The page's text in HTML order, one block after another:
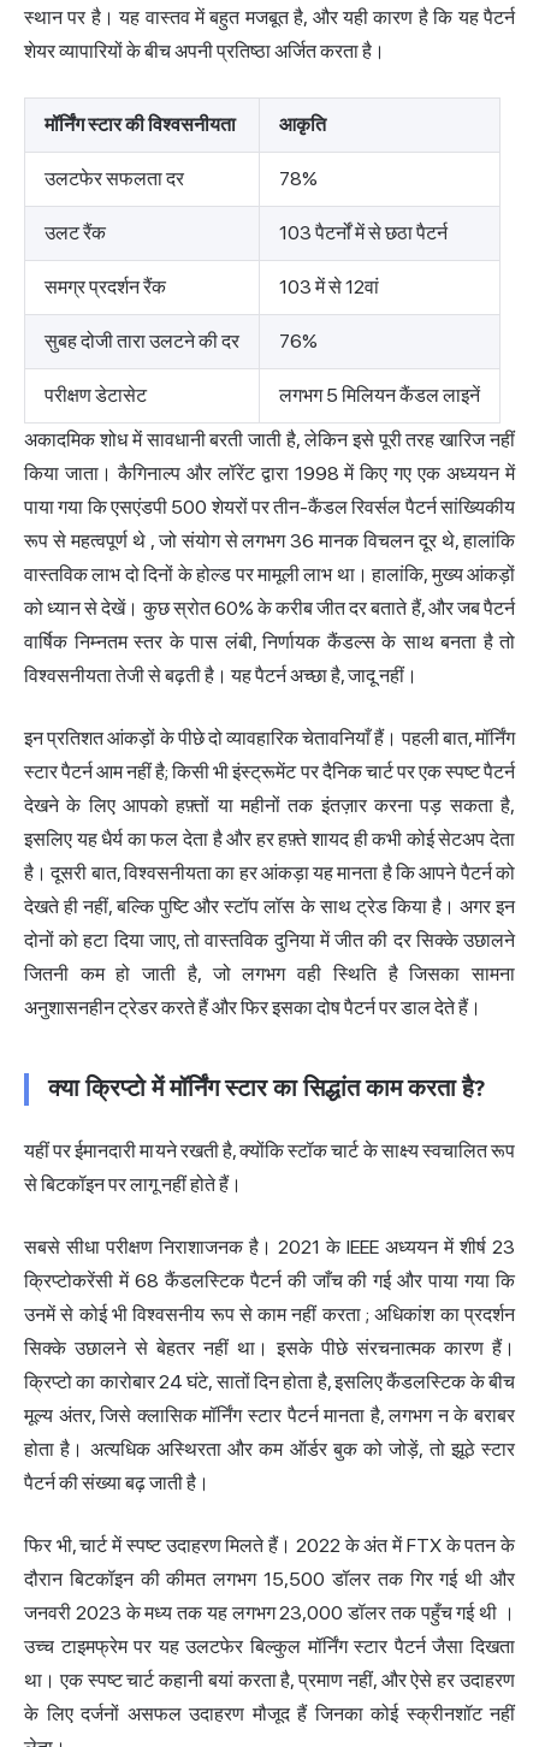
स्थान पर है। यह वास्तव में बहुत मजबूत है, और यही कारण है कि यह पैटर्न
शेयर व्यापारियों के बीच अपनी प्रतिष्ठा अर्जित करता है।
मॉर्निंग स्टार की विश्वसनीयता आकृति
उलटफेर सफलता दर 78%
उलट रैंक 103 पैटर्नों में से छठा पैटर्न
समग्र प्रदर्शन रैंक 103 में से 12वां
सुबह दोजी तारा उलटने की दर 76%
परीक्षण डेटासेट
लगभग 5 मिलियन कैंडल लाइनें
अकादमिक शोध में सावधानी बरती जाती है, लेकिन इसे पूरी तरह खारिज नहीं
किया जाता।कैगिनाल्प और लॉरेंट द्वारा 1998 में किए गए एक अध्ययन में
पाया गया कि एसएंडपी 500 शेयरों पर तीन-कैंडल रिवर्सल पैटर्न सांख्यिकीय
रूप से महत्वपूर्ण थे, जो संयोग से लगभग 36 मानक विचलन दूर थे, हालांकि
वास्तविक लाभ दो दिनों के होल्ड पर मामूली लाभ था। हालांकि, मुख्य आंकड़ों
को ध्यान से देखें। कुछ स्रोत 60% के करीब जीत दर बताते हैं, और जब पैटर्न
वार्षिक निम्नतम स्तर के पास लंबी, निर्णायक कैंडल्स के साथ बनता है तो
विश्वसनीयता तेजी से बढ़ती है। यह पैटर्न अच्छा है, जादू नहीं।
इन प्रतिशत आंकड़ों के पीछे दो व्यावहारिक चेतावनियाँ हैं। पहली बात, मॉर्निंग
स्टार पैटर्न आम नहीं है; किसी भी इंस्ट्रूमेंट पर दैनिक चार्ट पर एक स्पष्ट पैटर्न
देखने के लिए आपको हफ़्तों या महीनों तक इंतज़ार करना पड़ सकता है,
इसलिए यह धैर्य का फल देता है और हर हफ़्ते शायद ही कभी कोई सेटअप देता
है। दूसरी बात, विश्वसनीयता का हर आंकड़ा यह मानता है कि आपने पैटर्न को
देखते ही नहीं, बल्कि पुष्टि और स्टॉप लॉस के साथ ट्रेड किया है। अगर इन
दोनों को हटा दिया जाए, तो वास्तविक दुनिया में जीत की दर सिक्के उछालने
जितनी कम हो जाती है, जो लगभग वही स्थिति है जिसका सामना
अनुशासनहीन ट्रेडर करते हैं और फिर इसका दोष पैटर्न पर डाल देते हैं।
क्या क्रिप्टो में मॉर्निंग स्टार का सिद्धांत काम करता है?
यहीं पर ईमानदारी मायने रखती है, क्योंकि स्टॉक चार्ट के साक्ष्य स्वचालित रूप
से बिटकॉइन पर लागू नहीं होते हैं।
सबसे सीधा परीक्षण निराशाजनक है। 2021 के IEEE अध्ययन में शीर्ष 23
क्रिप्टोकरेंसी में 68 कैंडलस्टिक पैटर्न की जाँच की गई और पाया गया कि
उनमें से कोई भी विश्वसनीय रूप से काम नहीं करता; अधिकांश का प्रदर्शन
सिक्के उछालने से बेहतर नहीं था। इसके पीछे संरचनात्मक कारण हैं।
क्रिप्टो का कारोबार 24 घंटे, सातों दिन होता है, इसलिए कैंडलस्टिक के बीच
मूल्य अंतर, जिसे क्लासिक मॉर्निंग स्टार पैटर्न मानता है, लगभग न के बराबर
होता है। अत्यधिक अस्थिरता और कम ऑर्डर बुक को जोड़ें, तो झूठे स्टार
पैटर्न की संख्या बढ़ जाती है।
फिर भी, चार्ट में स्पष्ट उदाहरण मिलते हैं। 2022 के अंत में FTX के पतन के
दौरान बिटकॉइन की कीमत लगभग 15,500 डॉलर तक गिर गई थी और
जनवरी 2023 के मध्य तक यह लगभग 23,000 डॉलर तक पहुँच गई थी ।
उच्च टाइमफ्रेम पर यह उलटफेर बिल्कुल मॉर्निंग स्टार पैटर्न जैसा दिखता
था। एक स्पष्ट चार्ट कहानी बयां करता है, प्रमाण नहीं, और ऐसे हर उदाहरण
के लिए दर्जनों असफल उदाहरण मौजूद हैं जिनका कोई स्क्रीनशॉट नहीं